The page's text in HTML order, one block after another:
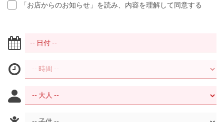
「お店からのお知らせ」を読み、内容を理解して同意する